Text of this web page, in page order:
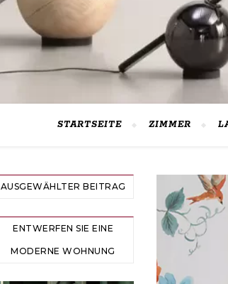
STARTSEITE ZIMMER
AUSGEWÄHLTER BEITRAG
ENTWERFEN SIE EINE
MODERNE WOHNUNG